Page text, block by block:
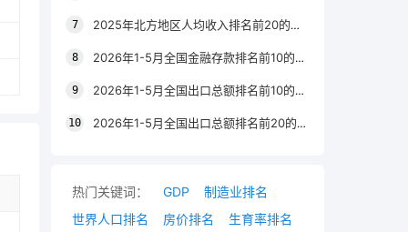
2025年北方地区人均收入排名前20的城市
2026年1-5月全国金融存款排名前10的省份
2026年1-5月全国出口总额排名前10的省市
2026年1-5月全国出口总额排名前20的城市
热门关键词： GDP
制造业排名
世界人口排名
房价排名 生育率排名